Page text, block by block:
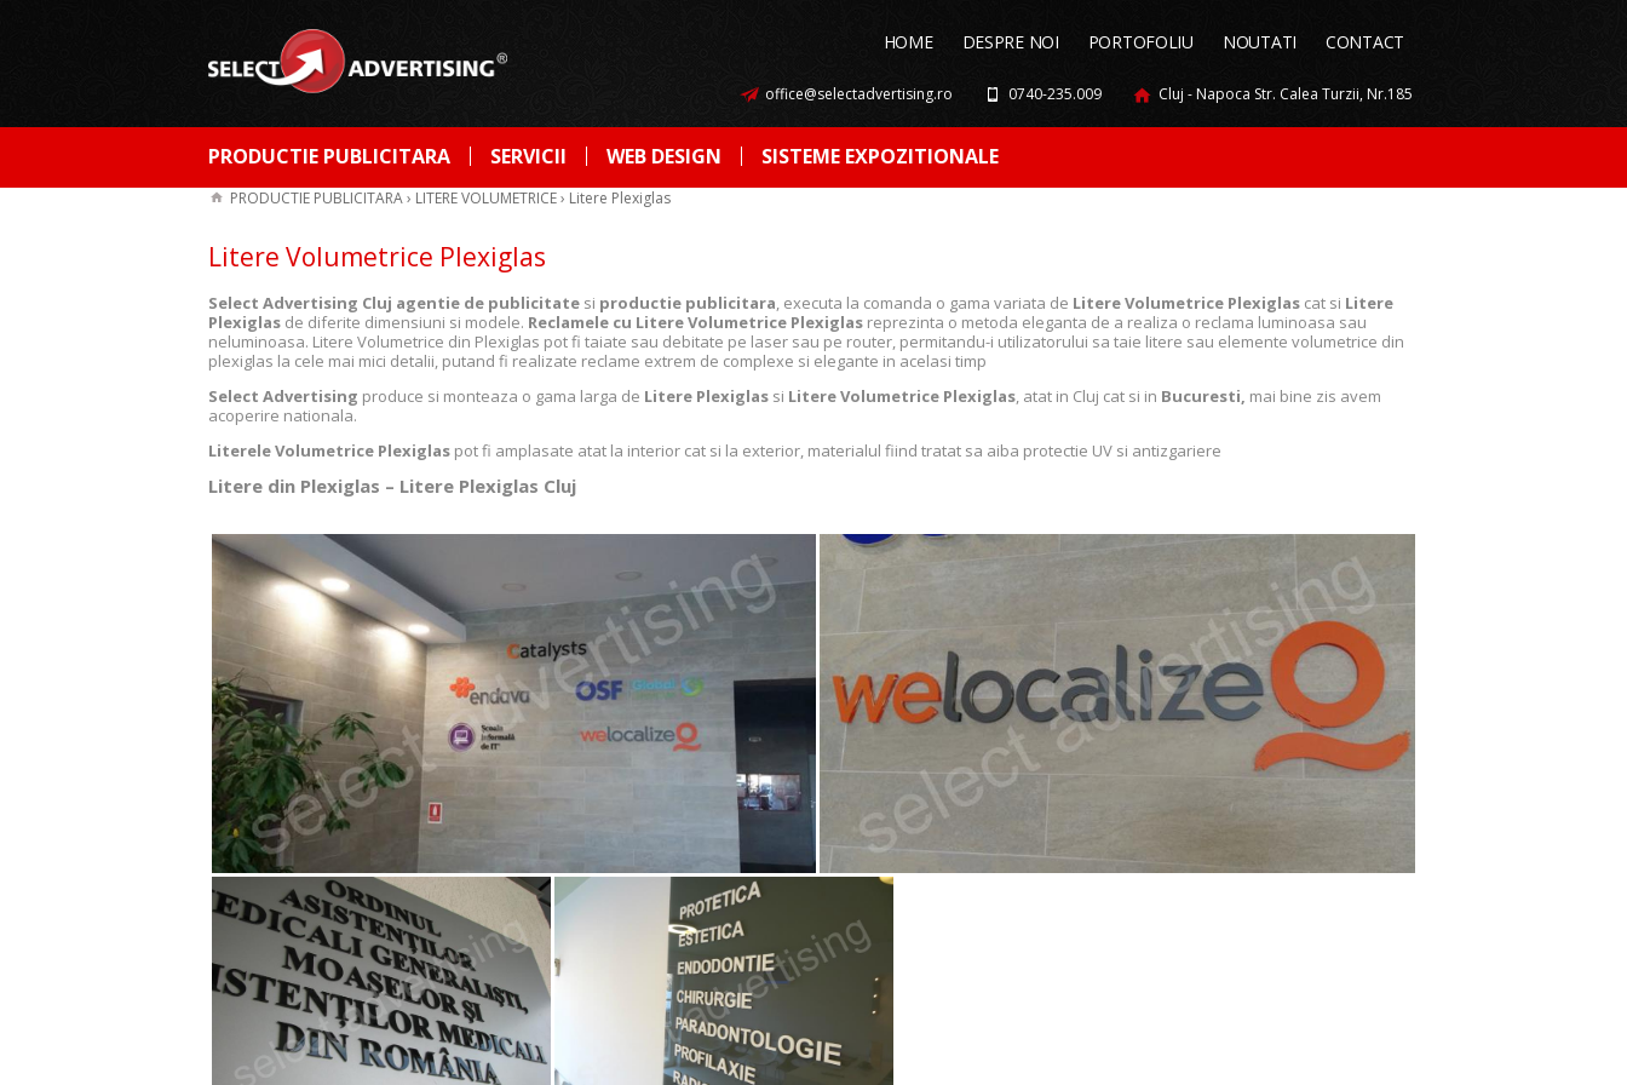
HOME DESPRE NOI PORTOFOLIU NOUTATI CONTACT
office@selectadvertising.ro 0740-235.009 Cluj - Napoca Str. Calea Turzii, Nr.185
PRODUCTIE PUBLICITARA SERVICII WEB DESIGN SISTEME EXPOZITIONALE
PRODUCTIE PUBLICITARA› LITERE VOLUMETRICE› Litere Plexiglas
Litere Volumetrice Plexiglas
Select Advertising Cluj agentie de publicitate si productie publicitara, executa la comanda o gama variata de Litere Volumetrice Plexiglas cat si Litere
Plexiglas de diferite dimensiuni si modele. Reclamele cu Litere Volumetrice Plexiglas reprezinta o metoda eleganta de a realiza o reclama luminoasa sau
neluminoasa. Litere Volumetrice din Plexiglas pot fi taiate sau debitate pe laser sau pe router, permitandu-i utilizatorului sa taie litere sau elemente volumetrice din
plexiglas la cele mai mici detalii, putand fi realizate reclame extrem de complexe si elegante in acelasi timp
Select Advertising produce si monteaza o gama larga de Litere Plexiglas si Litere Volumetrice Plexiglas, atat in Cluj cat si in Bucuresti, mai bine zis avem
acoperire nationala.
Literele Volumetrice Plexiglas pot fi amplasate atat la interior cat si la exterior, materialul fiind tratat sa aiba protectie UV si antizgariere
Litere din Plexiglas – Litere Plexiglas Cluj